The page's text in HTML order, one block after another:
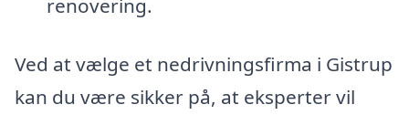
renovering.
Ved at vælge et nedrivningsfirma i Gistrup
kan du være sikker på, at eksperter vil